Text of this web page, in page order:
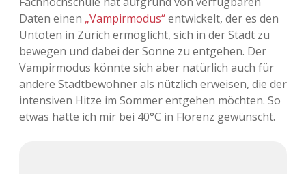
Visuelles
Wandnotizen
Adventskalender 2013
Adventskalender 2014
Adventskalender 2015
Adventskalender 2016
Daten einen „Vampirmodus“entwickelt, der es den
Untoten in Zürich ermöglicht, sich in der Stadt zu
bewegen und dabei der Sonne zu entgehen. Der
Vampirmodus könnte sich aber natürlich auch für
andere Stadtbewohner als nützlich erweisen, die der
intensiven Hitze im Sommer entgehen möchten. So
etwas hätte ich mir bei 40°C in Florenz gewünscht.